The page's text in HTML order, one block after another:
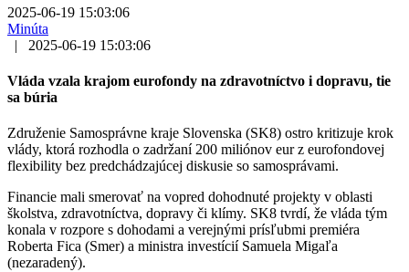
2025-06-19 15:03:06
Minúta
|
2025-06-19 15:03:06
Vláda vzala krajom eurofondy na zdravotníctvo i dopravu, tie
sa búria
Združenie Samosprávne kraje Slovenska (SK8) ostro kritizuje krok
vlády, ktorá rozhodla o zadržaní 200 miliónov eur z eurofondovej
flexibility bez predchádzajúcej diskusie so samosprávami.
Financie mali smerovať na vopred dohodnuté projekty v oblasti
školstva, zdravotníctva, dopravy či klímy. SK8 tvrdí, že vláda tým
konala v rozpore s dohodami a verejnými prísľubmi premiéra
Roberta Fica (Smer) a ministra investícií Samuela Migaľa
(nezaradený).